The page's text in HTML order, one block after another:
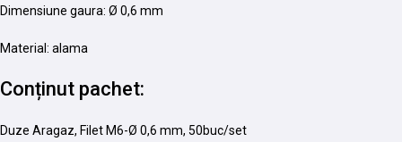
Dimensiune gaura: Ø 0,6 mm
Material: alama
Conținut pachet:
Duze Aragaz, Filet M6-Ø 0,6 mm, 50buc/set